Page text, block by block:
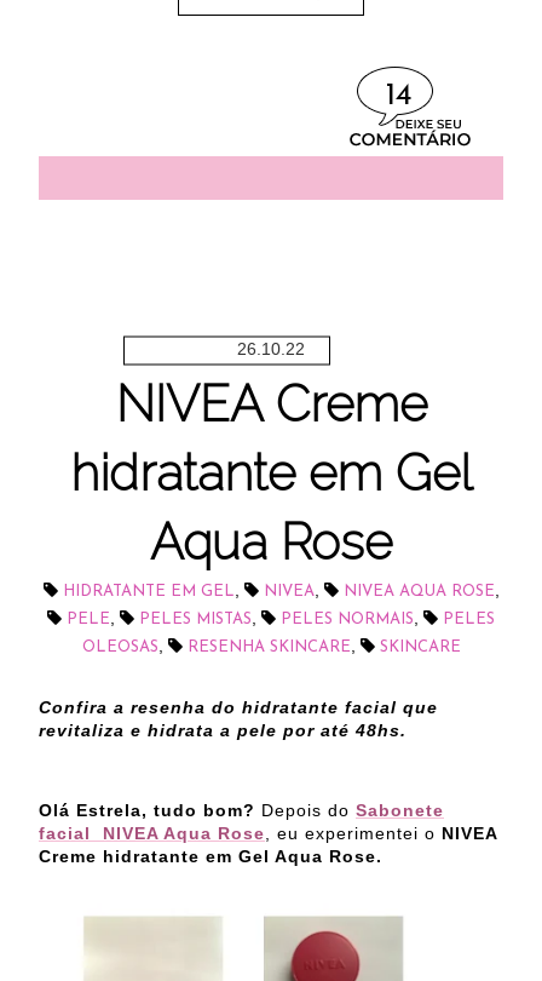
14
26.10.22
NIVEA Creme
hidratante em Gel
Aqua Rose
HIDRATANTE EM GEL, NIVEA, NIVEA AQUA ROSE,
PELE, PELES MISTAS, PELES NORMAIS,
PELES
OLEOSAS, RESENHA SKINCARE, SKINCARE
Confira a resenha do hidratante facial que
revitaliza e hidrata a pele por até 48hs.
Olá Estrela, tudo bom? Depois do Sabonete
facial NIVEA Aqua Rose, eu experimentei o NIVEA
Creme hidratante em Gel Aqua Rose.